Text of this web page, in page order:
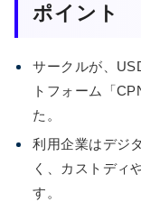
ポイント
サークルが、
トフォーム「
た。
利用企業はデジ
く、カストディ
す。